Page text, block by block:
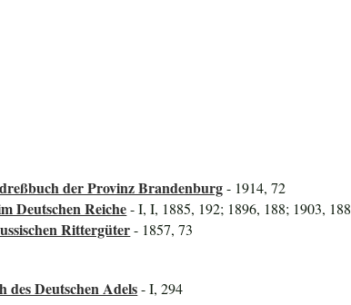
der Provinz Brandenburg- 1914, 72
Deutschen Reiche- I, I, 1885, 192; 1896, 188; 1903, 188
Rittergüter- 1857, 73
des Deutschen Adels- I, 294